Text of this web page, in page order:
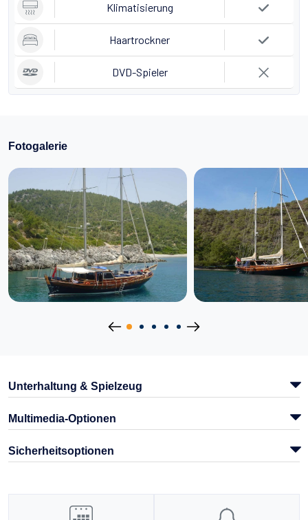
Klimatisierung
Haartrockner
DVD-Spieler
Fotogalerie
Unterhaltung & Spielzeug
Multimedia-Optionen
Sicherheitsoptionen